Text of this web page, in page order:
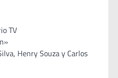
TV
Henry Souza y Carlos